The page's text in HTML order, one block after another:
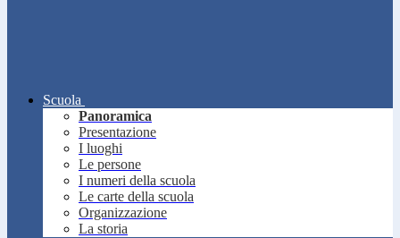
Scuola
Panoramica
Presentazione
I luoghi
Le persone
I numeri della scuola
Le carte della scuola
Organizzazione
La storia